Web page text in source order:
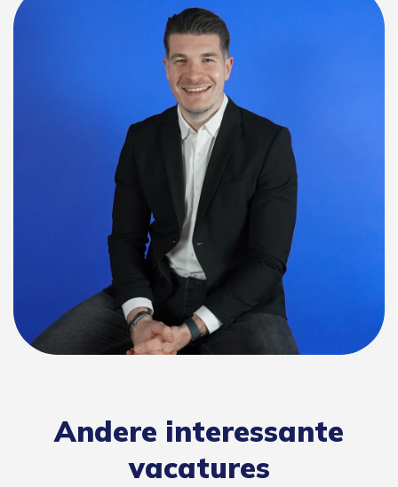
Andere interessante
vacatures